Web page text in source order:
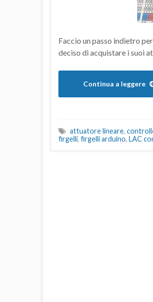
Faccio un passo indietro
deciso di acquistare i suoi
Continua a leggere
attuatore lineare,
firgelli, firgelli arduino, LAC